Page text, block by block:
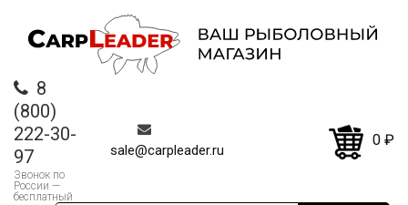
8
(800)
222-30-
97
Звонок по
России —
бесплатный
sale@carpleader.ru
0 ₽